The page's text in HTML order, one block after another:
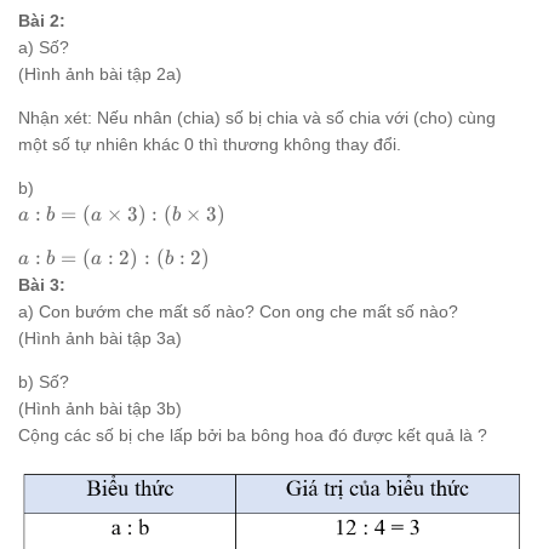
Bài 2:
a) Số?
(Hình ảnh bài tập 2a)
Nhận xét: Nếu nhân (chia) số bị chia và số chia với (cho) cùng
một số tự nhiên khác 0 thì thương không thay đổi.
b)
a : b =
\times
3) : (b
\times
3)
a : b = (a × 3) : (b × 3)
a
:
b
=
(a
:
2)
:
(b
:
a : b = (a : 2) : (b : 2)
Bài 3:
a) Con bướm che mất số nào? Con ong che mất số nào?
(Hình ảnh bài tập 3a)
b) Số?
(Hình ảnh bài tập 3b)
Cộng các số bị che lấp bởi ba bông hoa đó được kết quả là ?